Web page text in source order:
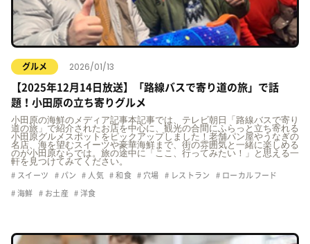
グルメ 2026/01/13
【2025年12月14日放送】「路線バスで寄り道の旅」で話
題！小田原の立ち寄りグルメ
小田原の海鮮のメディア記事本記事では、テレビ朝日「路線バスで寄り
道の旅」で紹介されたお店を中心に、観光の合間にふらっと立ち寄れる
小田原グルメスポットをピックアップしました！老舗パン屋やうなぎの
名店、海を望むスイーツや豪華海鮮まで、街の雰囲気と一緒に楽しめる
のが小田原ならでは。旅の途中に「ここ、行ってみたい！」と思える一
軒を見つけてみてください。
スイーツ パン 人気 和食 穴場 レストラン ローカルフード
海鮮 お土産 洋食